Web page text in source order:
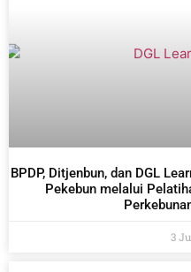
BPDP, Ditjenbun, dan DGL
Pekebun melalui
3